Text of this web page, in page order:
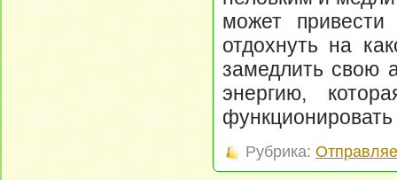
может
отдохнуть на
замедлить свою
энергию,
Рубрика: